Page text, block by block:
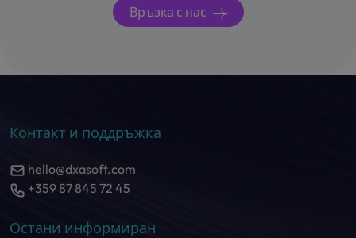
Въпреки че са млада компания, този сплотен
екип от амбициозни програмисти и
AZ Recruitment &
Arbeidsbemiddeling
преди година
Връзка с нас
Контакт и поддръжка
hello@dxasoft.com
+359 87 845 72 45
Остани информиран